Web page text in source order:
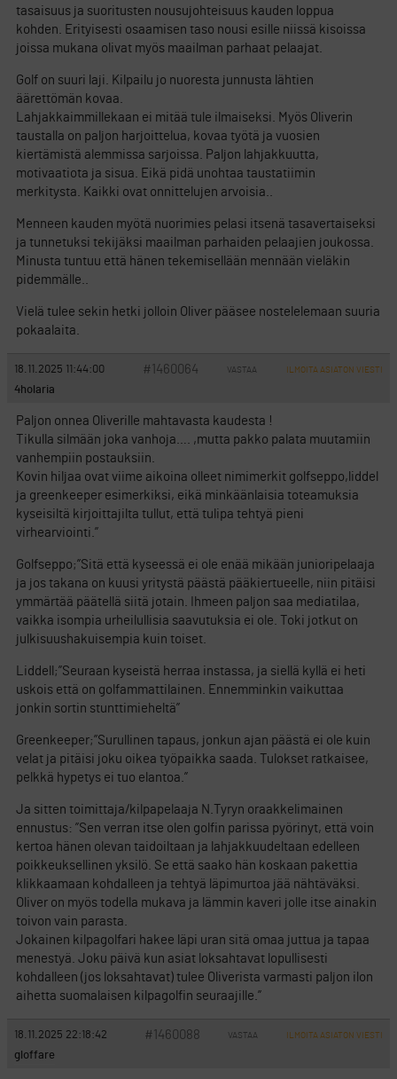
tasaisuus ja suoritusten nousujohteisuus kauden loppua
kohden. Erityisesti osaamisen taso nousi esille niissä kisoissa
joissa mukana olivat myös maailman parhaat pelaajat.
Golf on suuri laji. Kilpailu jo nuoresta junnusta lähtien
äärettömän kovaa.
Lahjakkaimmillekaan ei mitää tule ilmaiseksi. Myös Oliverin
taustalla on paljon harjoittelua, kovaa työtä ja vuosien
kiertämistä alemmissa sarjoissa. Paljon lahjakkuutta,
motivaatiota ja sisua. Eikä pidä unohtaa taustatiimin
merkitysta. Kaikki ovat onnittelujen arvoisia..
Menneen kauden myötä nuorimies pelasi itsenä tasavertaiseksi
ja tunnetuksi tekijäksi maailman parhaiden pelaajien joukossa.
Minusta tuntuu että hänen tekemisellään mennään vieläkin
pidemmälle..
Vielä tulee sekin hetki jolloin Oliver pääsee nostelelemaan suuria
pokaalaita.
18.11.2025 11:44:00 #1460064 VASTAA ILMOITA ASIATON VIESTI
4holaria
Paljon onnea Oliverille mahtavasta kaudesta !
Tikulla silmään joka vanhoja…. ,mutta pakko palata muutamiin
vanhempiin postauksiin.
Kovin hiljaa ovat viime aikoina olleet nimimerkit golfseppo,liddel
ja greenkeeper esimerkiksi, eikä minkäänlaisia toteamuksia
kyseisiltä kirjoittajilta tullut, että tulipa tehtyä pieni
virhearviointi.”
Golfseppo;”Sitä että kyseessä ei ole enää mikään junioripelaaja
ja jos takana on kuusi yritystä päästä pääkiertueelle, niin pitäisi
ymmärtää päätellä siitä jotain. Ihmeen paljon saa mediatilaa,
vaikka isompia urheilullisia saavutuksia ei ole. Toki jotkut on
julkisuushakuisempia kuin toiset.
Liddell;”Seuraan kyseistä herraa instassa, ja siellä kyllä ei heti
uskois että on golfammattilainen. Ennemminkin vaikuttaa
jonkin sortin stunttimieheltä”
Greenkeeper;”Surullinen tapaus, jonkun ajan päästä ei ole kuin
velat ja pitäisi joku oikea työpaikka saada. Tulokset ratkaisee,
pelkkä hypetys ei tuo elantoa.”
Ja sitten toimittaja/kilpapelaaja N.Tyryn oraakkelimainen
ennustus: ”Sen verran itse olen golfin parissa pyörinyt, että voin
kertoa hänen olevan taidoiltaan ja lahjakkuudeltaan edelleen
poikkeuksellinen yksilö. Se että saako hän koskaan pakettia
klikkaamaan kohdalleen ja tehtyä läpimurtoa jää nähtäväksi.
Oliver on myös todella mukava ja lämmin kaveri jolle itse ainakin
toivon vain parasta.
Jokainen kilpagolfari hakee läpi uran sitä omaa juttua ja tapaa
menestyä. Joku päivä kun asiat loksahtavat lopullisesti
kohdalleen (jos loksahtavat) tulee Oliverista varmasti paljon ilon
aihetta suomalaisen kilpagolfin seuraajille.”
18.11.2025 22:18:42 #1460088 VASTAA ILMOITA ASIATON VIESTI
gloffare